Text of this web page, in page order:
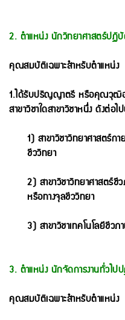
2. ตำแหน่ง นักวิทยาศาสตร์
คุณสมบัติเฉพาะสําหรับตําแหน่ง
1.ได้รับปริญญาตรี หรือคุณวุฒิอ
สาขาวิชาใดสาขาวิชาหนึ่ง ดังต่อไ
1) สาขาวิชาวิทยาศาสตร์ก
ชีววิทยา
2) สาขาวิชาวิทยาศาสตร์ชี
หรือทางจุลชีววิทยา
3) สาขาวิชาเทคโนโลยีชีวภ
3. ตำแหน่ง นักจัดการงานทั่ว
คุณสมบัติเฉพาะสําหรับตําแหน่ง